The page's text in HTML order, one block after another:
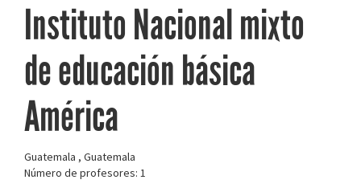
Instituto Nacional mixto
de educación básica
América
Guatemala , Guatemala
Número de profesores: 1